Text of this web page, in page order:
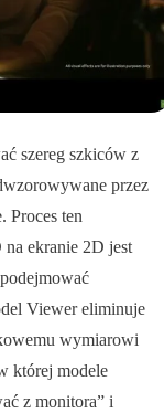
szereg szkiców z
przez
Proces ten
na ekranie 2D jest
Viewer eliminuje
wymiarowi
której modele
z monitora” i